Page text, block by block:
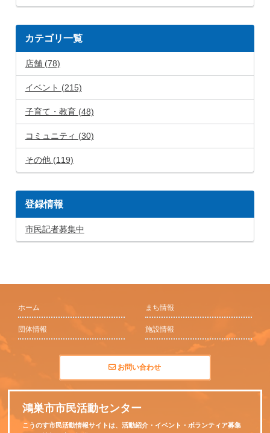
カテゴリ一覧
店舗 (78)
イベント (215)
子育て・教育 (48)
コミュニティ (30)
その他 (119)
登録情報
市民記者募集中
ホーム まち情報
団体情報 施設情報
お問い合わせ
鴻巣市市民活動センター
こうのす市民活動情報サイトは、活動紹介・イベント・ボランティア募集